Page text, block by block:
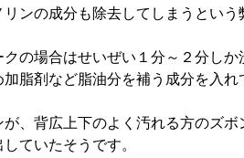
ンの成分も除去してしまうという
の場合はせいぜい１分～２分しか
脂剤など脂油分を補う成分を入れ
、背広上下のよく汚れる方のズボ
ていたそうです。